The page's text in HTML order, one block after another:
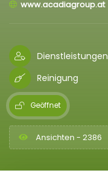
www.acadiagroup.at
Dienstleistungen
Reinigung
Geöffnet
Ansichten - 2386